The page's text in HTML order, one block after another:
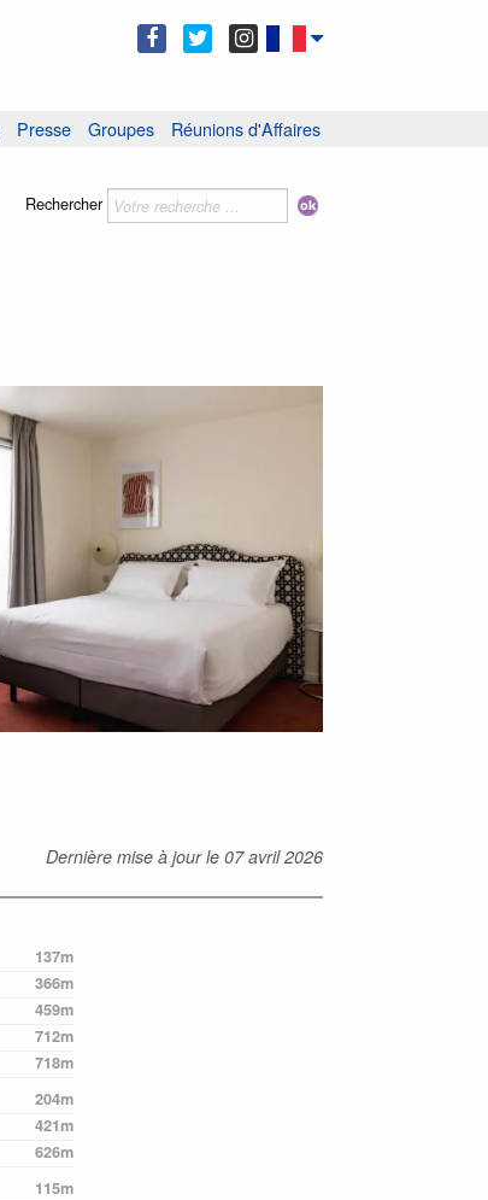
Réunions d'Affaires
Groupes
Presse
Rechercher
Dernière mise à jour le 07 avril 2026
137m
366m
459m
712m
718m
204m
421m
626m
115m